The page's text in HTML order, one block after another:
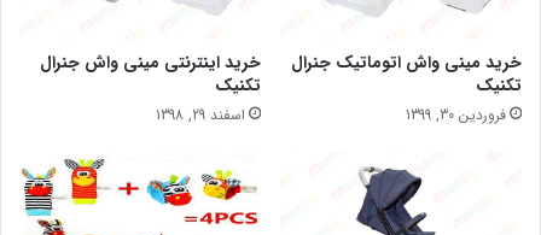
خرید مینی واش اتوماتیک جنرال
تکنیک
فروردین 30, 1399
خرید اینترنتی مینی واش جنرال
تکنیک
اسفند 29, 1398